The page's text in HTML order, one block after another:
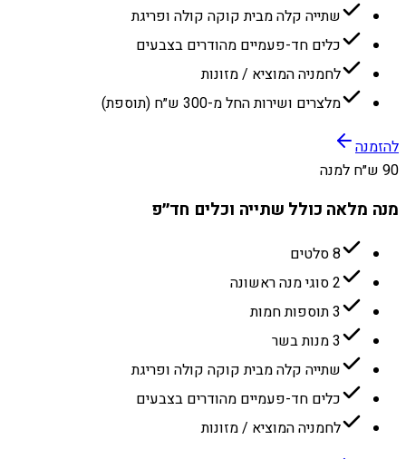
שתייה קלה מבית קוקה קולה ופריגת
כלים חד-פעמיים מהודרים בצבעים
לחמניה המוציא / מזונות
מלצרים ושירות החל מ-300 ש״ח (תוספת)
להזמנה
90 ש״ח למנה
מנה מלאה כולל שתייה וכלים חד״פ
8 סלטים
2 סוגי מנה ראשונה
3 תוספות חמות
3 מנות בשר
שתייה קלה מבית קוקה קולה ופריגת
כלים חד-פעמיים מהודרים בצבעים
לחמניה המוציא / מזונות